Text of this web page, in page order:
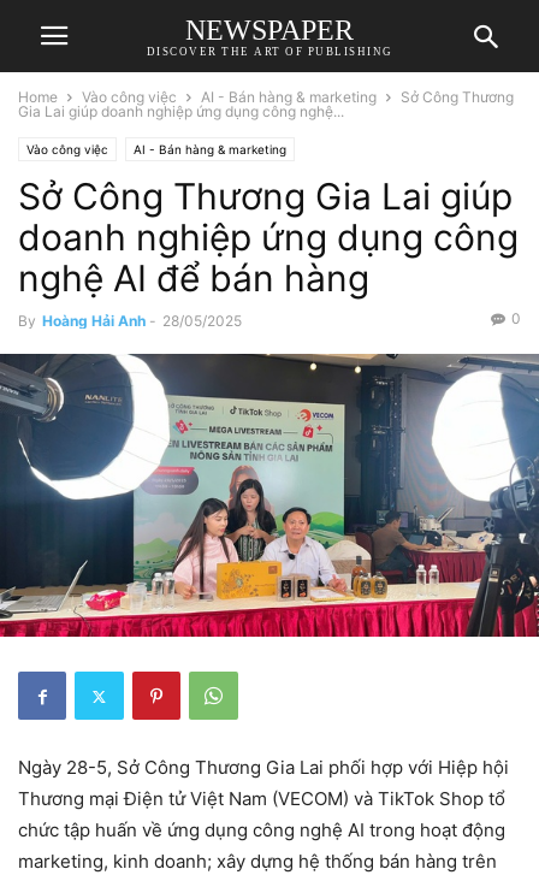
NEWSPAPER
DISCOVER THE ART OF PUBLISHING
Home Vào công việc AI - Bán hàng & marketing
Sở Công Thương
Gia Lai giúp doanh nghiệp ứng dụng công nghệ...
Vào công việc AI - Bán hàng & marketing
Sở Công Thương Gia Lai giúp
doanh nghiệp ứng dụng công
nghệ AI để bán hàng
By Hoàng Hải Anh - 28/05/2025 0
Ngày 28-5, Sở Công Thương Gia Lai phối hợp với Hiệp hội
Thương mại Điện tử Việt Nam (VECOM) và TikTok Shop tổ
chức tập huấn về ứng dụng công nghệ AI trong hoạt động
marketing, kinh doanh; xây dựng hệ thống bán hàng trên